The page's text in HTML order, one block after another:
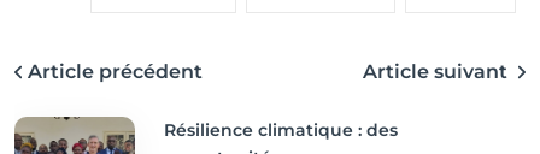
Article précédent Article suivant
Résilience climatique : des